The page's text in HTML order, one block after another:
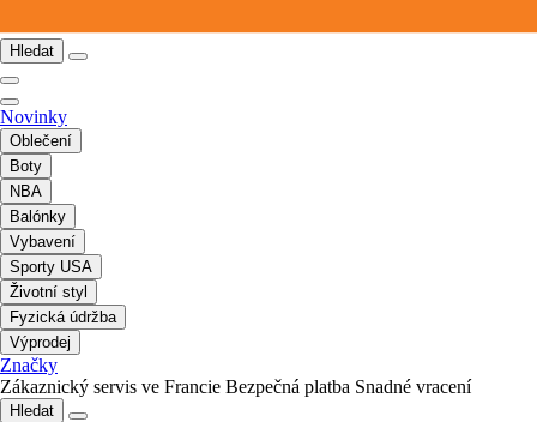
Hledat
Novinky
Oblečení
Boty
NBA
Balónky
Vybavení
Sporty USA
Životní styl
Fyzická údržba
Výprodej
Značky
Zákaznický servis ve Francie Bezpečná platba Snadné vracení
Hledat